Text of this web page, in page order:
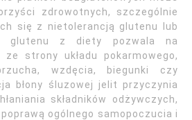
zdrowotnych, szczególnie
się z nietolerancją glutenu lub
glutenu z diety pozwala na
strony układu pokarmowego,
wzdęcia, biegunki czy
błony śluzowej jelit przyczynia
składników odżywczych,
ogólnego samopoczucia i